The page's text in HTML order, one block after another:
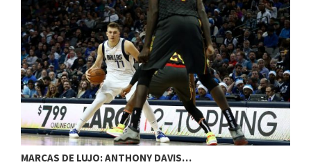
MARCAS DE LUJO: ANTHONY DAVIS…